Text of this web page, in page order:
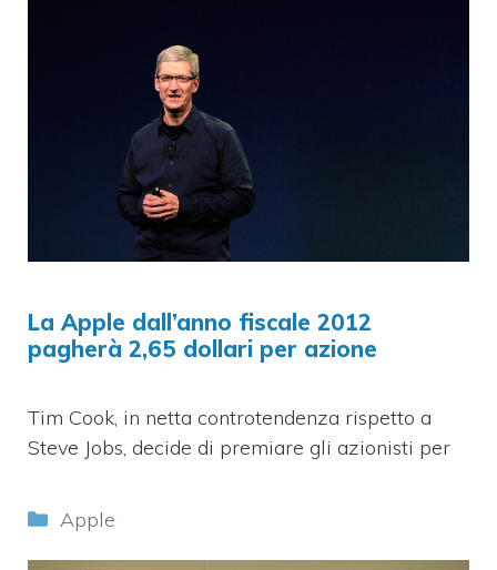
La Apple dall’anno fiscale 2012
pagherà 2,65 dollari per azione
Tim Cook, in netta controtendenza rispetto a
Steve Jobs, decide di premiare gli azionisti per
Categorie
Apple